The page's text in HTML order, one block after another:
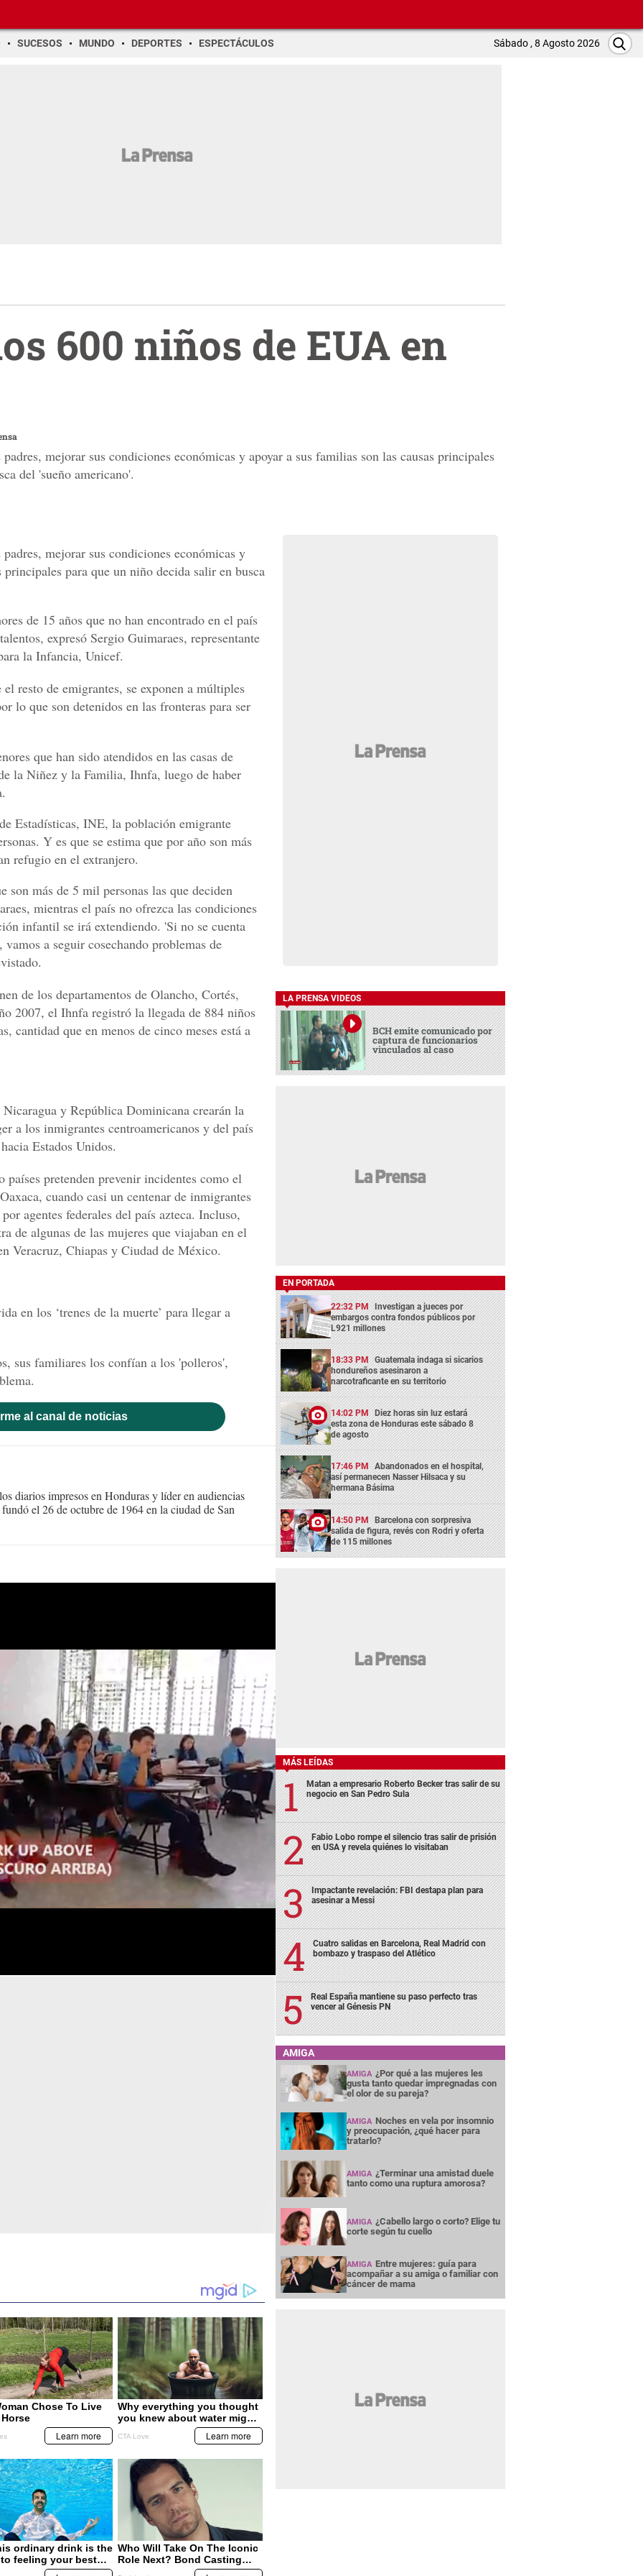
SUCESOS MUNDO DEPORTES ESPECTÁCULOS Sábado , 8 Agosto 2026
600 niños de EUA en
mejorar sus condiciones económicas y apoyar a sus familias son las causas principales
del 'sueño americano'.
mejorar sus condiciones económicas y
principales para que un niño decida salir en busca
de 15 años que no han encontrado en el país
expresó Sergio Guimaraes, representante
la Infancia, Unicef.
resto de emigrantes, se exponen a múltiples
lo que son detenidos en las fronteras para ser
que han sido atendidos en las casas de
la Niñez y la Familia, Ihnfa, luego de haber
Estadísticas, INE, la población emigrante
Y es que se estima que por año son más
refugio en el extranjero.
son más de 5 mil personas las que deciden
mientras el país no ofrezca las condiciones
infantil se irá extendiendo. 'Si no se cuenta
a seguir cosechando problemas de
de los departamentos de Olancho, Cortés,
2007, el Ihnfa registró la llegada de 884 niños
cantidad que en menos de cinco meses está a
y República Dominicana crearán la
a los inmigrantes centroamericanos y del país
Estados Unidos.
pretenden prevenir incidentes como el
cuando casi un centenar de inmigrantes
agentes federales del país azteca. Incluso,
de algunas de las mujeres que viajaban en el
Veracruz, Chiapas y Ciudad de México.
en los ‘trenes de la muerte’ para llegar a
sus familiares los confían a los 'polleros',
al canal de noticias
diarios impresos en Honduras y líder en audiencias
el 26 de octubre de 1964 en la ciudad de San
LA PRENSA VIDEOS
BCH emite comunicado por
captura de funcionarios
vinculados al caso
EN PORTADA
22:32 PM Investigan a jueces por
embargos contra fondos públicos por
L921 millones
18:33 PM Guatemala indaga si sicarios
hondureños asesinaron a
narcotraficante en su territorio
14:02 PM Diez horas sin luz estará
esta zona de Honduras este sábado 8
de agosto
17:46 PM Abandonados en el hospital,
así permanecen Nasser Hilsaca y su
hermana Básima
14:50 PM Barcelona con sorpresiva
salida de figura, revés con Rodri y oferta
de 115 millones
MÁS LEÍDAS
Matan a empresario Roberto Becker tras salir de su
negocio en San Pedro Sula
Fabio Lobo rompe el silencio tras salir de prisión
en USA y revela quiénes lo visitaban
Impactante revelación: FBI destapa plan para
asesinar a Messi
Cuatro salidas en Barcelona, Real Madrid con
bombazo y traspaso del Atlético
Real España mantiene su paso perfecto tras
vencer al Génesis PN
AMIGA
AMIGA ¿Por qué a las mujeres les
gusta tanto quedar impregnadas con
el olor de su pareja?
AMIGA Noches en vela por insomnio
y preocupación, ¿qué hacer para
tratarlo?
AMIGA ¿Terminar una amistad duele
tanto como una ruptura amorosa?
AMIGA ¿Cabello largo o corto? Elige tu
corte según tu cuello
AMIGA Entre mujeres: guía para
acompañar a su amiga o familiar con
cáncer de mama